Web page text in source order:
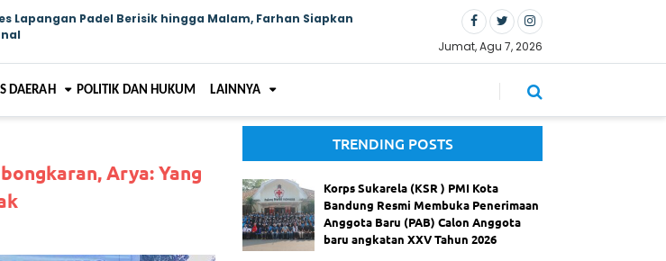
Lapangan Padel Berisik hingga Malam, Farhan Siapkan
Jumat, Agu 7, 2026
DAERAH POLITIK DAN HUKUM LAINNYA
Arya: Yang
TRENDING POSTS
Korps Sukarela (KSR ) PMI Kota
Bandung Resmi Membuka Penerimaan
Anggota Baru (PAB) Calon Anggota
baru angkatan XXV Tahun 2026